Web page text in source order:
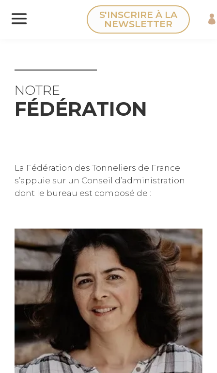
Panneau de gestion des cookies
S'INSCRIRE À LA
NEWSLETTER
NOTRE
FÉDÉRATION
La Fédération des Tonneliers de France
s’appuie sur un Conseil d’administration
dont le bureau est composé de :